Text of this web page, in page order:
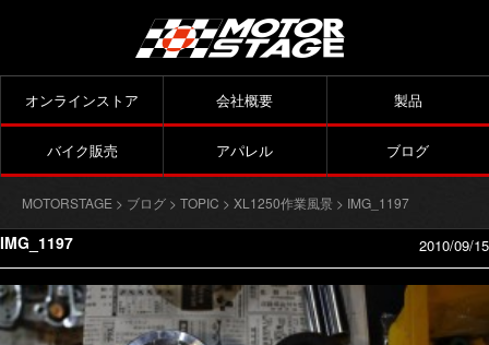
オンラインストア 会社概要 製品
バイク販売 アパレル ブログ
MOTORSTAGE > ブログ > TOPIC > XL1250作業風景 > IMG_1197
IMG_1197 2010/09/15